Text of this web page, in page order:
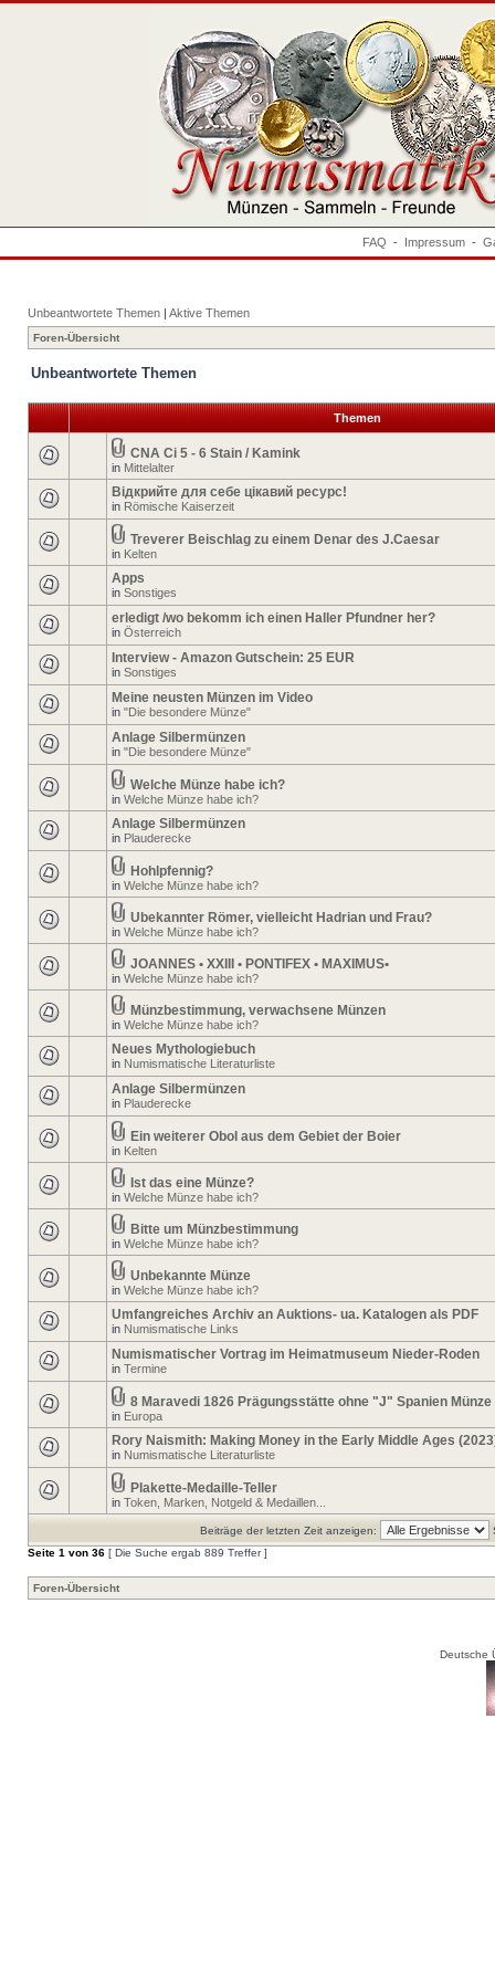
FAQ - Impressum -
Unbeantwortete Themen | Aktive Themen
Foren-Übersicht
Unbeantwortete Themen
Themen
CNA Ci 5 - 6 Stain / Kamink
in Mittelalter
Відкрийте для себе цікавий ресурс!
in Römische Kaiserzeit
Treverer Beischlag zu einem Denar des J.Caesar
in Kelten
Apps
in Sonstiges
erledigt /wo bekomm ich einen Haller Pfundner her?
in Österreich
Interview - Amazon Gutschein: 25 EUR
in Sonstiges
Meine neusten Münzen im Video
in "Die besondere Münze"
Anlage Silbermünzen
in "Die besondere Münze"
Welche Münze habe ich?
in Welche Münze habe ich?
Anlage Silbermünzen
in Plauderecke
Hohlpfennig?
in Welche Münze habe ich?
Ubekannter Römer, vielleicht Hadrian und Frau?
in Welche Münze habe ich?
JOANNES • XXIII • PONTIFEX • MAXIMUS•
in Welche Münze habe ich?
Münzbestimmung, verwachsene Münzen
in Welche Münze habe ich?
Neues Mythologiebuch
in Numismatische Literaturliste
Anlage Silbermünzen
in Plauderecke
Ein weiterer Obol aus dem Gebiet der Boier
in Kelten
Ist das eine Münze?
in Welche Münze habe ich?
Bitte um Münzbestimmung
in Welche Münze habe ich?
Unbekannte Münze
in Welche Münze habe ich?
Umfangreiches Archiv an Auktions- ua. Katalogen als PDF
in Numismatische Links
Numismatischer Vortrag im Heimatmuseum Nieder-Roden
in Termine
8 Maravedi 1826 Prägungsstätte ohne "J" Spanien Münze
in Europa
Rory Naismith: Making Money in the Early Middle Ages
in Numismatische Literaturliste
Plakette-Medaille-Teller
in Token, Marken, Notgeld & Medaillen...
Beiträge der letzten Zeit anzeigen:
Seite 1 von 36 [ Die Suche ergab 889 Treffer ]
Foren-Übersicht
Deutsche